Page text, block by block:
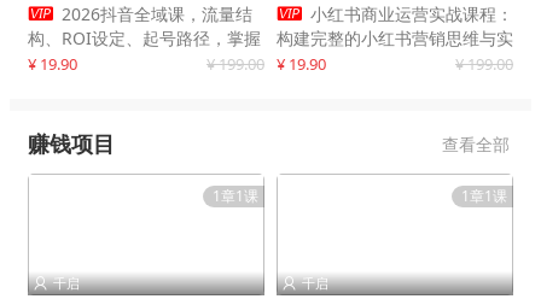
 2026抖音全域课，流量结
构、ROI设定、起号路径，掌握
平台新规下利润最大化
¥ 19.90 ¥ 199.00
 小红书商业运营实战课程：
构建完整的小红书营销思维与实
战能力，案例店铺月销破百万！
¥ 19.90 ¥ 199.00
赚钱项目 查看全部
1章1课
 千启
1章1课
 千启